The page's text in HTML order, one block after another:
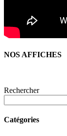
NOS AFFICHES
Rechercher
Catégories